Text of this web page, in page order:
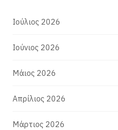
Ιούλιος 2026
Ιούνιος 2026
Μάιος 2026
Απρίλιος 2026
Μάρτιος 2026